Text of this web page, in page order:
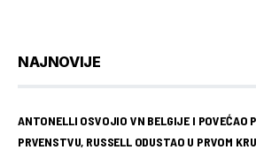
NAJNOVIJE
ANTONELLI OSVOJIO VN BELGIJE I POVEĆAO
PRVENSTVU, RUSSELL ODUSTAO U PRVOM